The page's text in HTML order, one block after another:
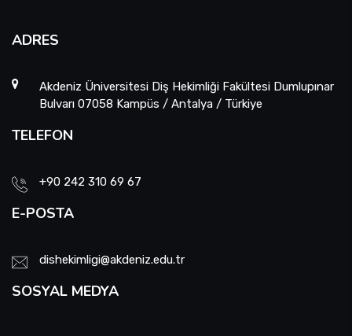
ADRES
Akdeniz Üniversitesi Diş Hekimliği Fakültesi Dumlupınar
Bulvarı 07058 Kampüs / Antalya / Türkiye
TELEFON
+90 242 310 69 67
E-POSTA
dishekimligi@akdeniz.edu.tr
SOSYAL MEDYA